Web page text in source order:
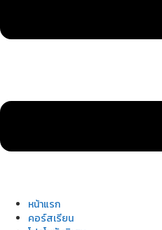
หน้าแรก
คอร์สเรียน